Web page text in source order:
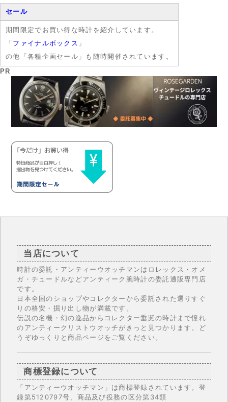
セール
期間限定でお買い得な時計を紹介しています。
「 ファイナルボックス 」
の他「各種企画セール」も随時開催されています。
PR
当店について
時計の委託・アンティーウオッチマンはロレックス・オメ
ガ・チュードルなどアンティーク腕時計の委託通販専門店
です。
日本全国のショップやコレクターから委託された選りすぐ
りの格安・掘り出し物が満載です。
伝説の名機・幻の逸品からコレクター垂涎の時計まで憧れ
のアンティークリストウオッチがきっと見つかります。ど
うぞゆっくりと商品ページをご覧ください。
商標登録について
「アンティーウオッチマン」は商標登録されています。登
録第5120797号、商品及び役務の区分第34類